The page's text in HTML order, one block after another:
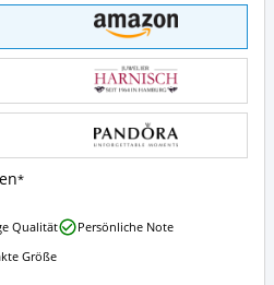
Qualität
Persönliche Note
Größe